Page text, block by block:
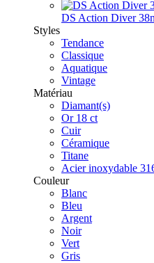
DS Action Diver
Styles
Tendance
Classique
Aquatique
Vintage
Matériau
Diamant(s)
Or 18 ct
Cuir
Céramique
Titane
Acier inoxydable
Couleur
Blanc
Bleu
Argent
Noir
Vert
Gris